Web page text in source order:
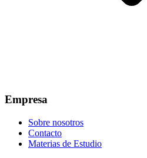
Empresa
Sobre nosotros
Contacto
Materias de Estudio